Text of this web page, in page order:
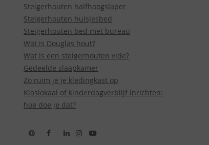
Steigerhouten halfhoogslaper
Steigerhouten huisjesbed
Steigerhouten bed met bureau
Wat is Douglas hout?
Wat is een steigerhouten vide?
Gedeelde slaapkamer
Zo ruim je je kledingkast op
Klaslokaal of kinderdagverblijf inrichten:
hoe doe je dat?